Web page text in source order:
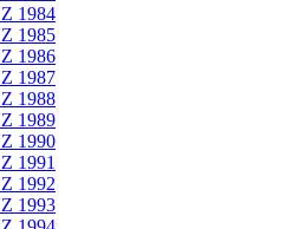
1984
1985
1986
1987
1988
1989
1990
1991
1992
1993